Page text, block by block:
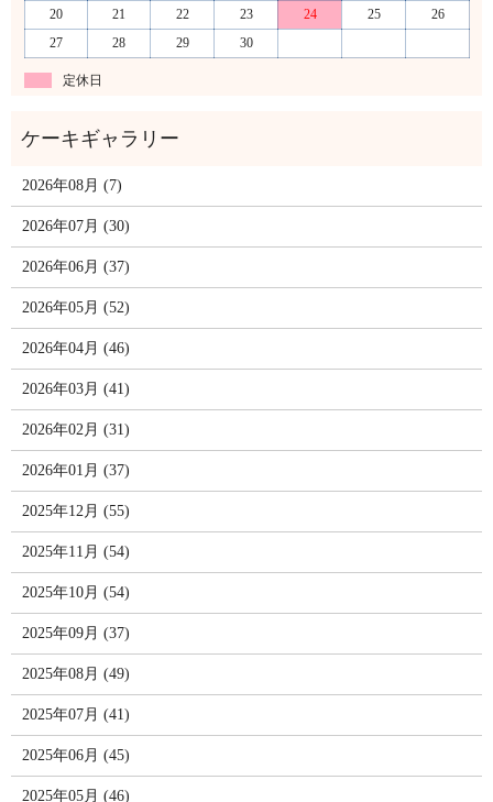
20
21 22 23 24 25
26
27
28 29 30
定休日
2026年08月 (7)
2026年07月 (30)
2026年06月 (37)
2026年05月 (52)
2026年04月 (46)
2026年03月 (41)
2026年02月 (31)
2026年01月 (37)
2025年12月 (55)
2025年11月 (54)
2025年10月 (54)
2025年09月 (37)
2025年08月 (49)
2025年07月 (41)
2025年06月 (45)
2025年05月 (46)